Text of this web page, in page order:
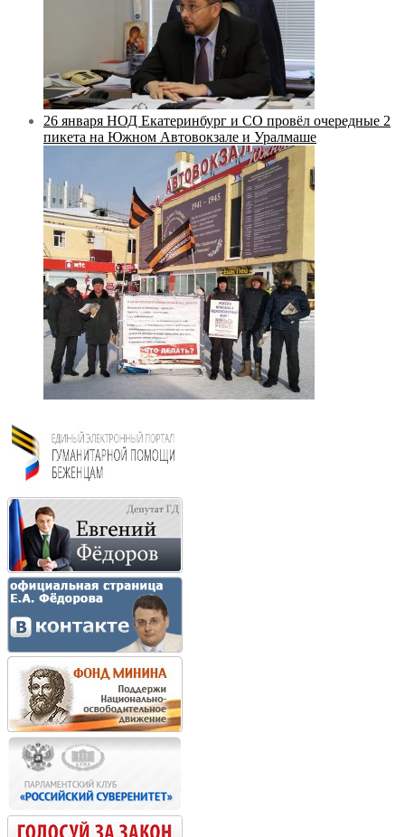
26 января НОД Екатеринбург и СО провёл очередные 2
пикета на Южном Автовокзале и Уралмаше